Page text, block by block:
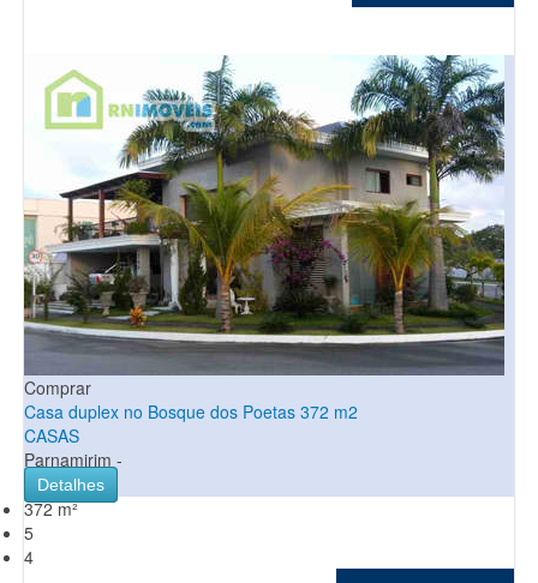
Comprar
Casa duplex no Bosque dos Poetas 372 m2
CASAS
Parnamirim -
Detalhes
372 m²
5
4